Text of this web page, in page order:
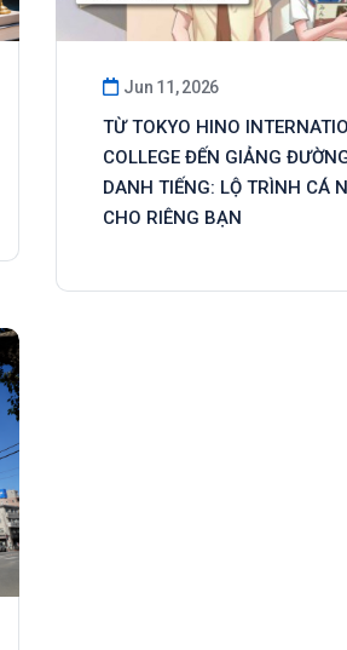
Jun 11, 2026
TỪ TOKYO HINO
COLLEGE ĐẾN GIẢNG
DANH TIẾNG: LỘ TRÌNH CÁ
CHO RIÊNG BẠN